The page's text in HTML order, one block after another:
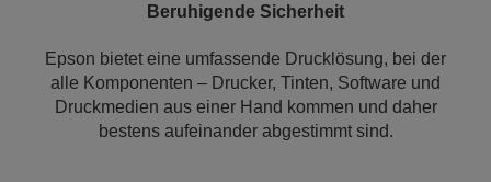
Beruhigende Sicherheit
Epson bietet eine umfassende Drucklösung, bei der
alle Komponenten – Drucker, Tinten, Software und
Druckmedien aus einer Hand kommen und daher
bestens aufeinander abgestimmt sind.